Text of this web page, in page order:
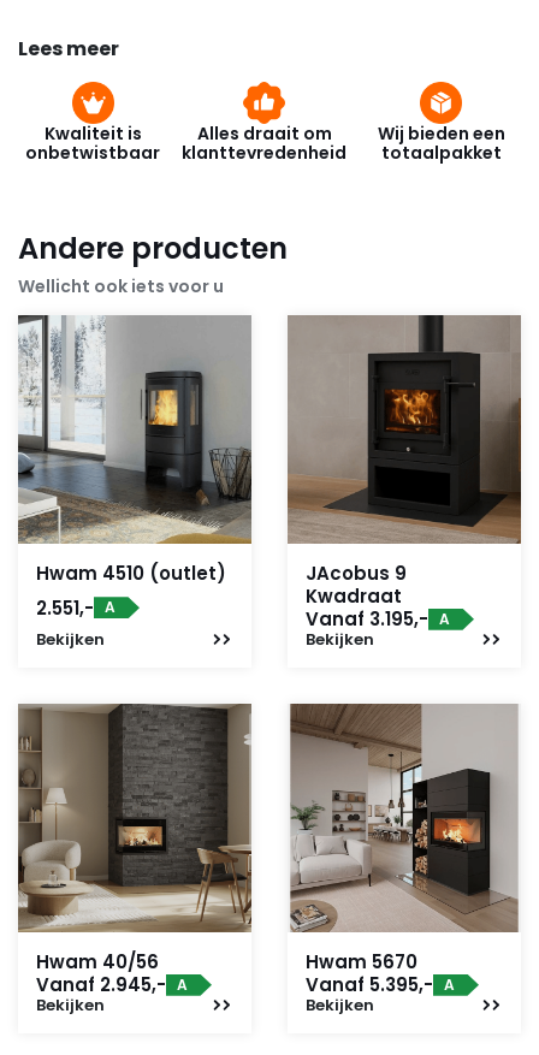
Lees meer
Kwaliteit is
onbetwistbaar
Alles draait om
klanttevredenheid
Wij bieden een
totaalpakket
Andere producten
Wellicht ook iets voor u
Hwam 4510 (outlet)
2.551,- A
Bekijken
JAcobus 9
Kwadraat
Vanaf 3.195,- A
Bekijken
Hwam 40/56
Vanaf 2.945,- A
Bekijken
Hwam 5670
Vanaf 5.395,- A
Bekijken